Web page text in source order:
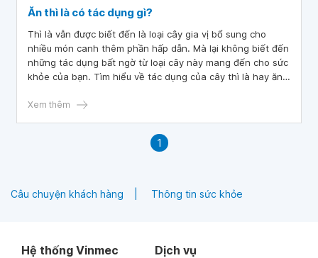
Ăn thì là có tác dụng gì?
Thì là vẫn được biết đến là loại cây gia vị bổ sung cho
nhiều món canh thêm phần hấp dẫn. Mà lại không biết đến
những tác dụng bất ngờ từ loại cây này mang đến cho sức
khỏe của bạn. Tìm hiểu về tác dụng của cây thì là hay ăn
Xem thêm
1
Câu chuyện khách hàng Thông tin sức khỏe
Hệ thống Vinmec Dịch vụ